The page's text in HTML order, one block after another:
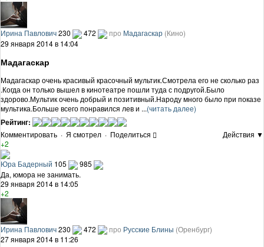
Ирина Павлович230 472 про Мадагаскар (Кино)
29 января 2014 в 14:04
Мадагаскар
Мадагаскар очень красивый красочный мультик.Смотрела его не сколько раз
.Когда он только вышел в кинотеатре пошли туда с подругой.Было
здорово.Мультик очень добрый и позитивный.Народу много было при показе
мультика.Больше всего понравился лев и ...(читать далее)
Рейтинг:
Комментировать · Я смотрел · Поделиться
Действия ▼
+2
Юра Бадерный 105
985
Да, юмора не занимать.
29 января 2014 в 14:05
+2
Ирина Павлович230 472 про Русские Блины (Оренбург)
27 января 2014 в 11:26